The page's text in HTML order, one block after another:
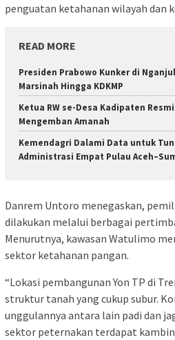
penguatan ketahanan wilayah dan
READ MORE
Presiden Prabowo Kunker di
Marsinah Hingga KDKMP
Ketua RW se-Desa Kadipaten
Mengemban Amanah
Kemendagri Dalami Data untuk
Administrasi Empat Pulau
Danrem Untoro menegaskan,
dilakukan melalui berbagai
Menurutnya, kawasan Watulimo
sektor ketahanan pangan.
“Lokasi pembangunan Yon TP di
struktur tanah yang cukup subur.
unggulannya antara lain padi dan
sektor peternakan terdapat